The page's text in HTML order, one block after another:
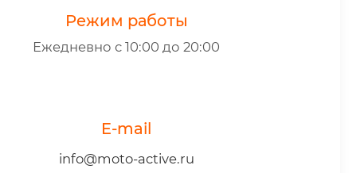
Режим работы
Ежедневно с 10:00 до 20:00
E-mail
info@moto-active.ru